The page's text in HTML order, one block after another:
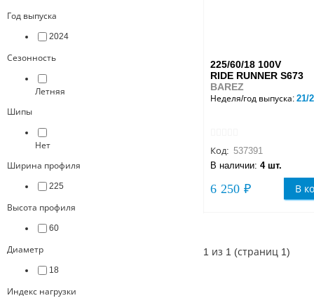
Год выпуска
2024
Сезонность
Летняя
Шипы
Нет
Ширина профиля
225
Высота профиля
60
Диаметр
18
Индекс нагрузки
225/60/18 100V
RIDE RUNNER S673
BAREZ
Неделя/год выпуска: 21/
Код: 537391
В наличии: 4 шт.
6 250 ₽ В
1 из 1 (страниц 1)